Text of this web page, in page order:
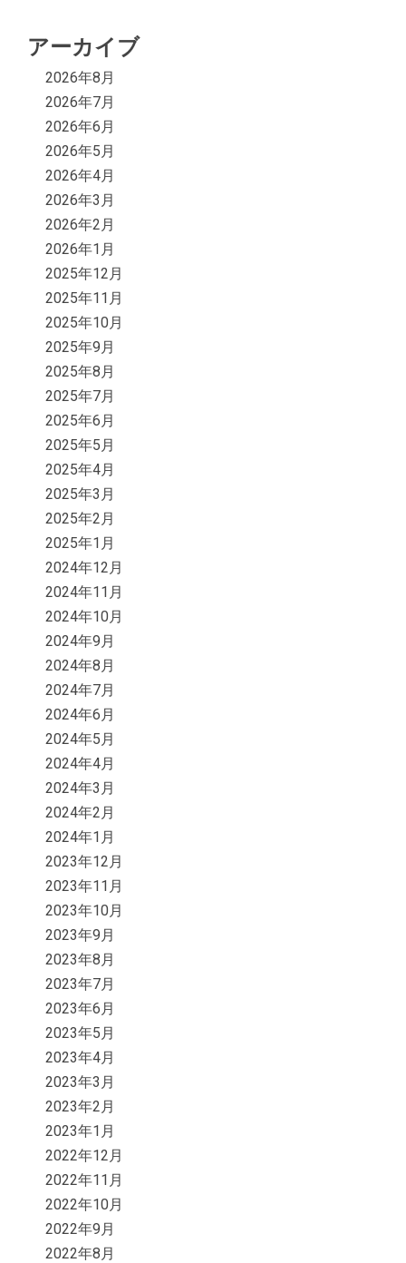
アーカイブ
2026年8月
2026年7月
2026年6月
2026年5月
2026年4月
2026年3月
2026年2月
2026年1月
2025年12月
2025年11月
2025年10月
2025年9月
2025年8月
2025年7月
2025年6月
2025年5月
2025年4月
2025年3月
2025年2月
2025年1月
2024年12月
2024年11月
2024年10月
2024年9月
2024年8月
2024年7月
2024年6月
2024年5月
2024年4月
2024年3月
2024年2月
2024年1月
2023年12月
2023年11月
2023年10月
2023年9月
2023年8月
2023年7月
2023年6月
2023年5月
2023年4月
2023年3月
2023年2月
2023年1月
2022年12月
2022年11月
2022年10月
2022年9月
2022年8月